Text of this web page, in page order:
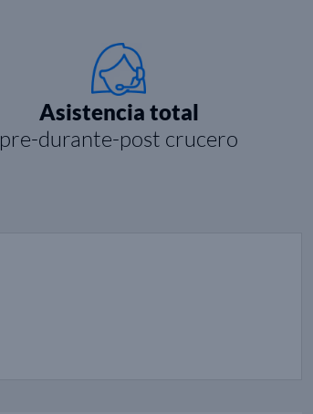
Asistencia total
pre-durante-post crucero